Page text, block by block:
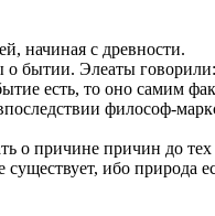
начиная с древности.
бытии. Элеаты
есть, то оно самим
философ-
о причине причин до
ибо природа